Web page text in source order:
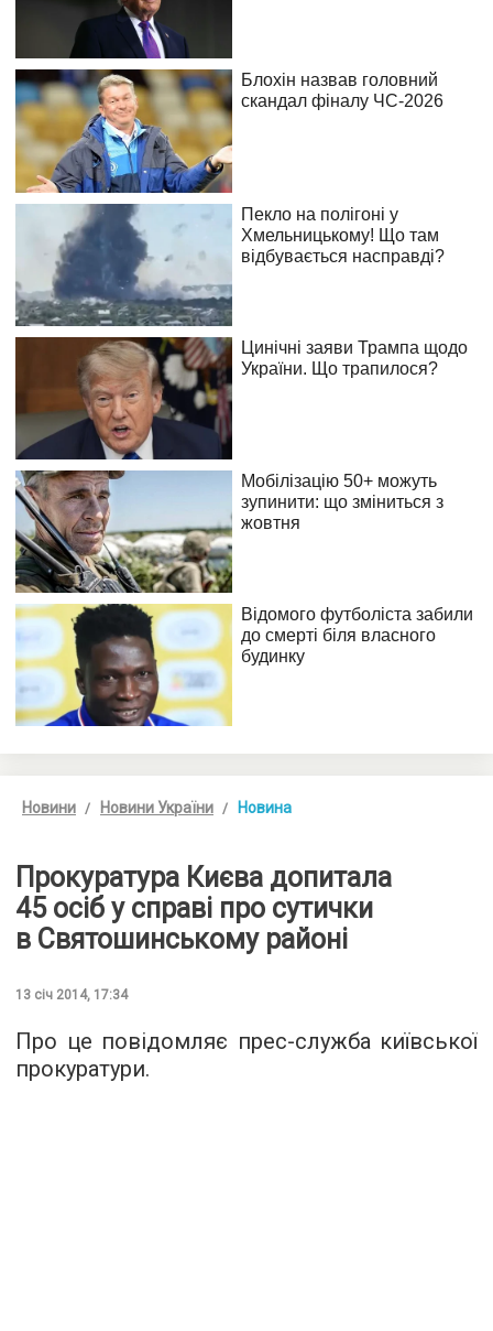
Новини Новини України Новина
Прокуратура Києва допитала
45 осіб у справі про сутички
в Святошинському районі
13 січ 2014, 17:34
Про це повідомляє прес-служба київської
прокуратури.